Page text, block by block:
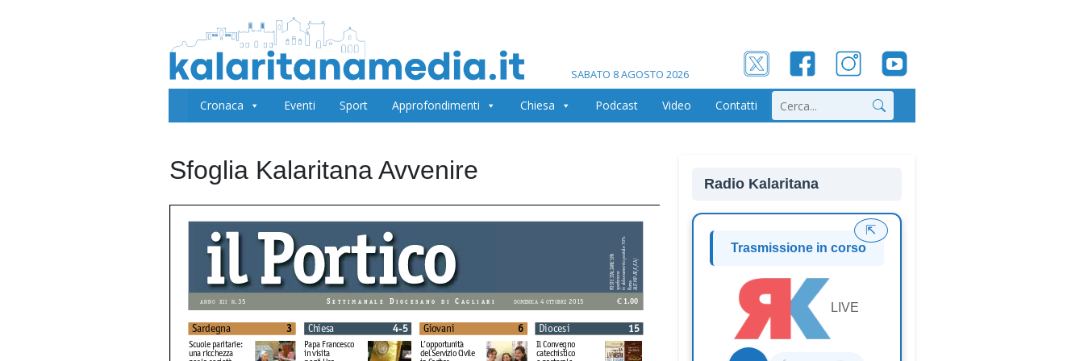
SABATO 8 AGOSTO 2026
Cronaca Eventi Sport Approfondimenti Chiesa Podcast Video Contatti Cerca
Sfoglia Kalaritana Avvenire Radio Kalaritana
Trasmissione in corso
LIVE
⇱